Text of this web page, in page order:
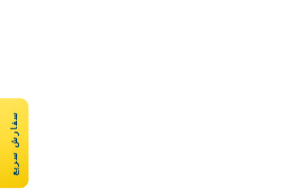
سفارش سریع